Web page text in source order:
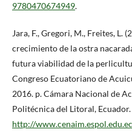
9780470674949.
Jara, F., Gregori, M., Freites, L.
crecimiento de la ostra
futura viabilidad de la
Congreso Ecuatoriano de
2016. p. Cámara Nacional de
Politécnica del Litoral, Ecuador.
http://